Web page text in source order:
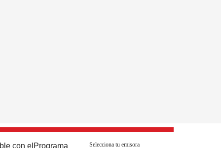
con el Programa Selecciona tu emisora